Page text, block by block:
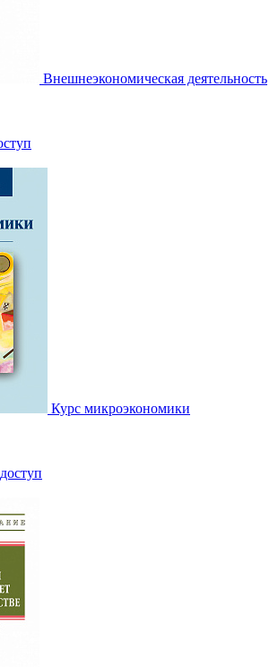
Внешнеэкономическая деятельность
Курс микроэкономики